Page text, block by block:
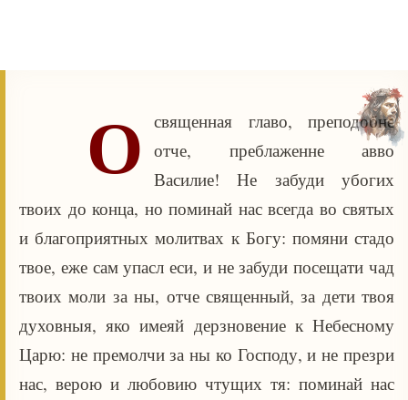
О священная главо, преподобне
отче, преблаженне авво
Василие! Не забуди убогих
твоих до конца, но поминай нас всегда во святых
и благоприятных молитвах к Богу: помяни стадо
твое, еже сам упасл еси, и не забуди посещати чад
твоих моли за ны, отче священный, за дети твоя
духовныя, яко имеяй дерзновение к Небесному
Царю: не премолчи за ны ко Господу, и не презри
нас, верою и любовию чтущих тя: поминай нас